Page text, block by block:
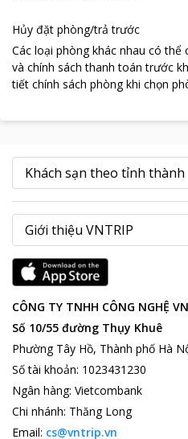
Hủy đặt phòng/trả trước
Các loại phòng khác nhau có
và chính sách thanh toán trước
tiết chính sách phòng khi chọn
CÔNG TY TNHH CÔNG NGHỆ
Số 10/55 đường Thụy Khuê
Phường Tây Hồ, Thành phố Hà
Số tài khoản: 1023431230
Ngân hàng: Vietcombank
Chi nhánh: Thăng Long
Email: cs@vntrip.vn